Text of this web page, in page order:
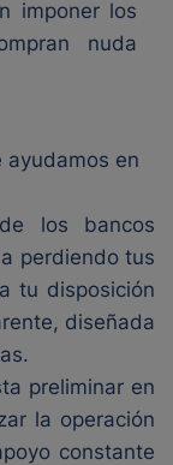
imponer los
nuda
ayudamos en
los bancos
perdiendo tus
tu disposición
diseñada
preliminar en
la operación
constante